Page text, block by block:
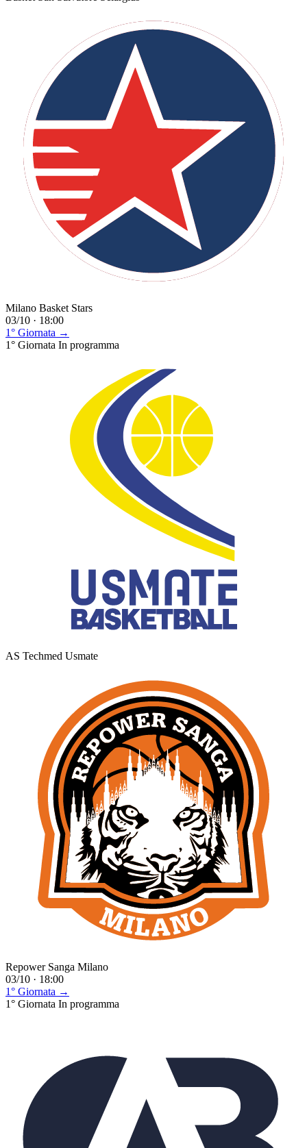
Milano Basket Stars
03/10 · 18:00
1° Giornata →
1° Giornata In programma
AS Techmed Usmate
Repower Sanga Milano
03/10 · 18:00
1° Giornata →
1° Giornata In programma